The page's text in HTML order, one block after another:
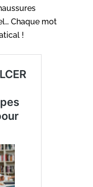
Chaque mot
!